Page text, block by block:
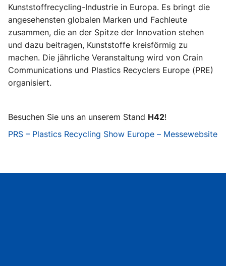
Kunststoffrecycling-Industrie in Europa. Es bringt die
angesehensten globalen Marken und Fachleute
zusammen, die an der Spitze der Innovation stehen
und dazu beitragen, Kunststoffe kreisförmig zu
machen. Die jährliche Veranstaltung wird von Crain
Communications und Plastics Recyclers Europe (PRE)
organisiert.
Besuchen Sie uns an unserem Stand H42!
PRS – Plastics Recycling Show Europe – Messewebsite